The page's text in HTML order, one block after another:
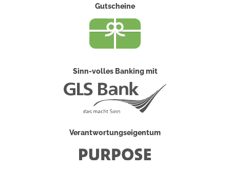
Gutscheine
Sinn-volles Banking mit
Verantwortungseigentum